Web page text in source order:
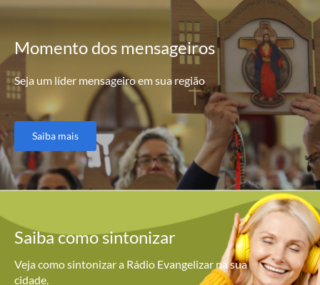
Momentodos mensageiros
Seja um líder mensageiro em sua região
Saiba mais
Saiba comosintonizar
Veja como sintonizar a Rádio Evangelizar na sua
cidade.